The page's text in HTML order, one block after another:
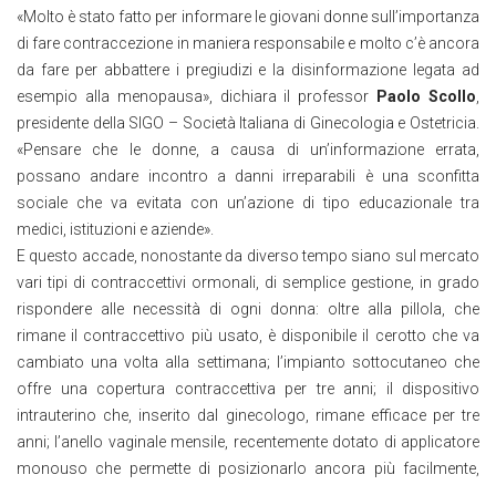
«Molto è stato fatto per informare le giovani donne sull’importanza
di fare contraccezione in maniera responsabile e molto c’è ancora
da fare per abbattere i pregiudizi e la disinformazione legata ad
esempio alla menopausa», dichiara il professor
Paolo Scollo
presidente della SIGO – Società Italiana di Ginecologia e Ostetricia.
«Pensare che le donne, a causa di un’informazione errata,
possano andare incontro a danni irreparabili è una sconfitta
sociale che va evitata con un’azione di tipo educazionale tra
medici, istituzioni e aziende».
E questo accade, nonostante da diverso tempo siano sul mercato
vari tipi di contraccettivi ormonali, di semplice gestione, in grado
rispondere alle necessità di ogni donna: oltre alla pillola, che
rimane il contraccettivo più usato, è disponibile il cerotto che va
cambiato una volta alla settimana; l’impianto sottocutaneo che
offre una copertura contraccettiva per tre anni; il dispositivo
intrauterino che, inserito dal ginecologo, rimane efficace per tre
anni; l’anello vaginale mensile, recentemente dotato di applicatore
monouso che permette di posizionarlo ancora più facilmente,